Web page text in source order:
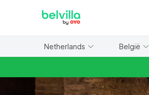
Netherlands België